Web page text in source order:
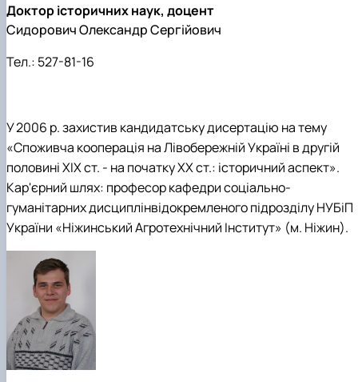
Доктор історичних наук, доцент
Сидорович Олександр Сергійович
Тел.: 527-81-16
У 2006 р. захистив кандидатську дисертацію на тему
«Споживча кооперація на Лівобережній Україні в другій
половині XIX ст. - на початку ХХ ст.: історичний аспект».
Кар'єрний шлях: професор кафедри соціально-
гуманітарних дисциплінвідокремленого підрозділу НУБіП
України «Ніжинський Агротехнічний Інститут» (м. Ніжин).